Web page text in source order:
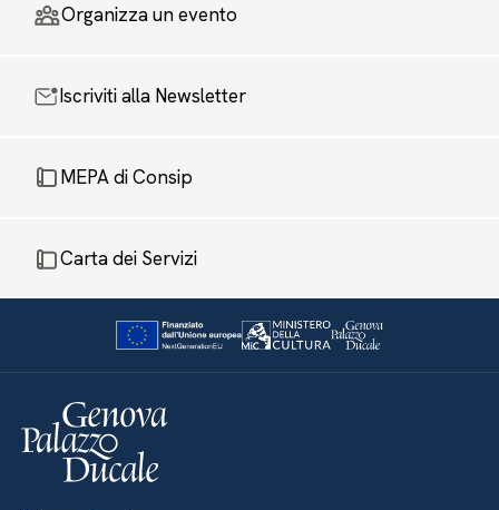
Organizza un evento
Iscriviti alla Newsletter
MEPA di Consip
Carta dei Servizi